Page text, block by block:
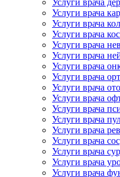
Услуги врача
Услуги врача
Услуги врача
Услуги врача
Услуги врача
Услуги врача
Услуги врача
Услуги врача
Услуги врача
Услуги врача
Услуги врача
Услуги врача
Услуги врача
Услуги врача
Услуги врача
Услуги врача
Услуги врача